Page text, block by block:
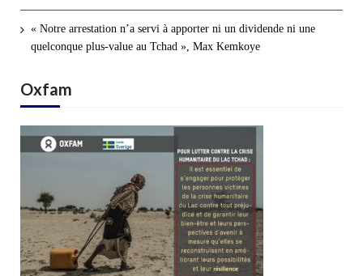
« Notre arrestation n’a servi à apporter ni un dividende ni une
quelconque plus-value au Tchad », Max Kemkoye
Oxfam